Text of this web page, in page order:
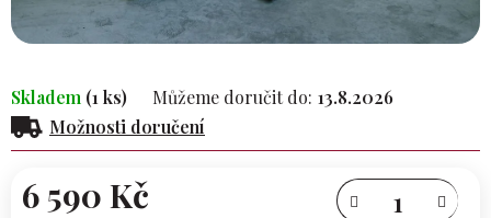
Skladem (1 ks) Můžeme doručit do: 13.8.2026
Možnosti doručení
6 590 Kč